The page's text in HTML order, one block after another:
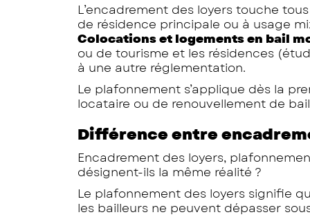
L’encadrement des loyers touche
de résidence principale ou à usage
Colocations et logements en bail
ou de tourisme et les résidences
à une autre réglementation.
Le plafonnement s’applique dès la
locataire ou de renouvellement de
Différence entre
Encadrement des loyers,
désignent-ils la même réalité ?
Le plafonnement des loyers signifie
les bailleurs ne peuvent dépasser